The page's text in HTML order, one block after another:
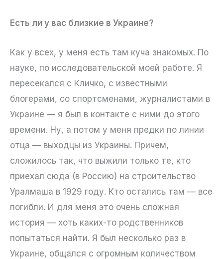
Есть ли у вас близкие в Украине?
Как у всех, у меня есть там куча знакомых. По
науке, по исследовательской моей работе. Я
пересекался с Кличко, с известными
блогерами, со спортсменами, журналистами в
Украине — я был в контакте с ними до этого
времени. Ну, а потом у меня предки по линии
отца — выходцы из Украины. Причем,
сложилось так, что выжили только те, кто
приехал сюда (в Россию) на строительство
Уралмаша в 1929 году. Кто остались там — все
погибли. И для меня это очень сложная
история — хоть каких-то родственников
попытаться найти. Я был несколько раз в
Украине, общался с огромным количеством